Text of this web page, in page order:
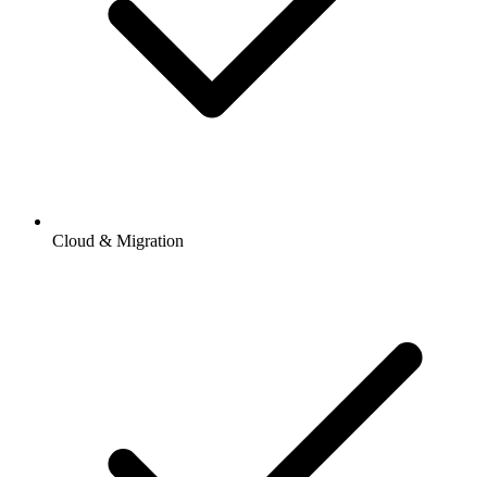
Cloud & Migration